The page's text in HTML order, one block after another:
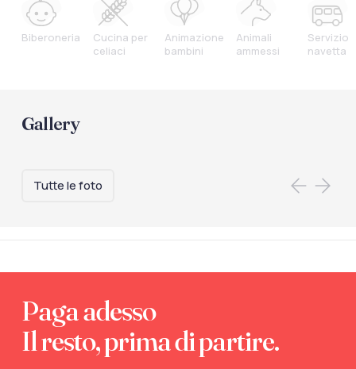
Biberoneria
Cucina per
celiaci
Animazione
bambini
Animali
ammessi
Servizio
navetta
Gallery
Tutte le foto
Paga adesso
Il resto, prima di partire.